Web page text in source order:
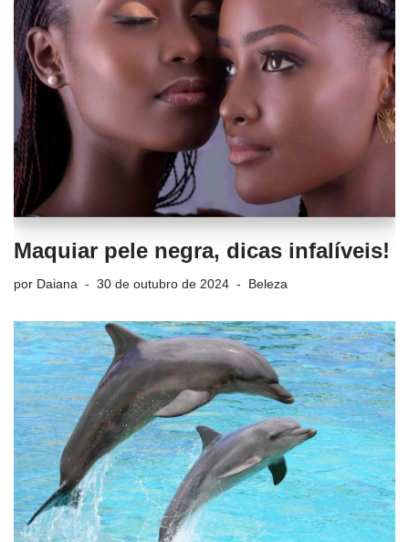
Maquiar pele negra, dicas infalíveis!
por Daiana 30 de outubro de 2024 Beleza